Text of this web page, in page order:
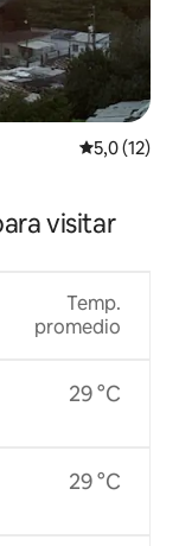
Calificación
5,0 (12)
visitar
Temp.
promedio
29 °C
29 °C